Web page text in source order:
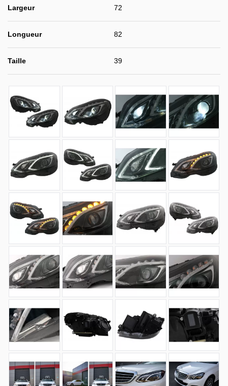
Largeur 72
Longueur 82
Taille 39